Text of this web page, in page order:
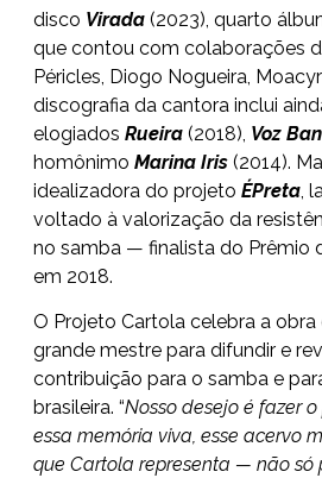
disco Virada (2023), quarto
que contou com colaborações
Péricles, Diogo Nogueira,
discografia da cantora inclui
elogiados Rueira (2018), Voz
homônimo Marina Iris (2014).
idealizadora do projeto ÉPreta ,
voltado à valorização da
no samba — finalista do Prêmio
em 2018.
O Projeto Cartola celebra a
grande mestre para difundir e
contribuição para o samba e
brasileira. “Nosso desejo é fazer
essa memória viva, esse acervo
que Cartola representa — não só